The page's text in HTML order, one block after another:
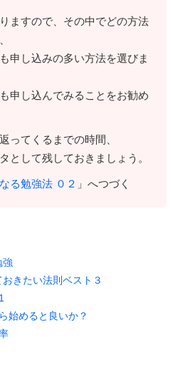
ますので、その中でどの方法
申し込みの多い方法を選びま
申し込んでみることをお勧め
ってくるまでの時間、
として残しておきましょう。
る勉強法 ０２ 」へつづく
強
きたい法則ベスト３
始めると良いか？